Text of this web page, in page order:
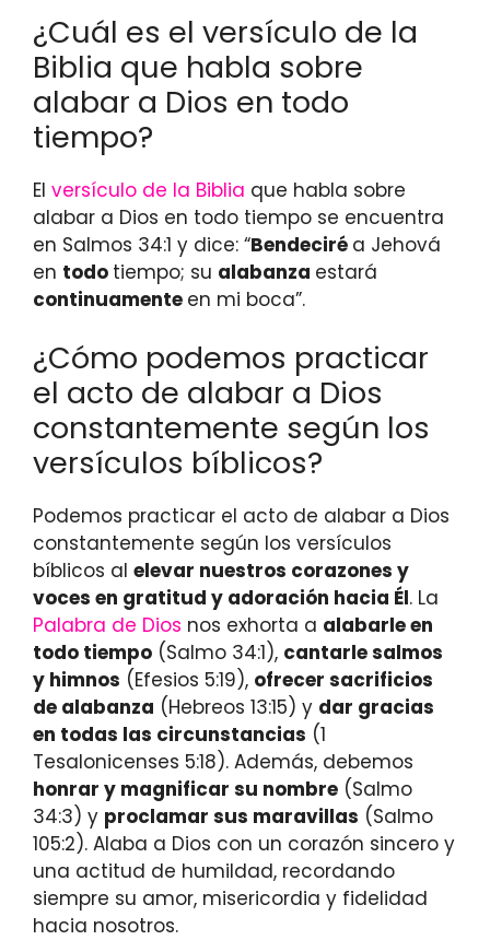
¿Cuál es el versículo de la
Biblia que habla sobre
alabar a Dios en todo
tiempo?
El versículo de la Biblia que habla sobre
alabar a Dios en todo tiempo se encuentra
en Salmos 34:1 y dice: “Bendeciré a Jehová
en todo tiempo; su alabanza estará
continuamente en mi boca”.
¿Cómo podemos practicar
el acto de alabar a Dios
constantemente según los
versículos bíblicos?
Podemos practicar el acto de alabar a Dios
constantemente según los versículos
bíblicos al elevar nuestros corazones y
voces en gratitud y adoración hacia Él. La
Palabra de Dios nos exhorta a alabarle en
todo tiempo (Salmo 34:1), cantarle salmos
y himnos (Efesios 5:19), ofrecer sacrificios
de alabanza (Hebreos 13:15) y dar gracias
en todas las circunstancias (1
Tesalonicenses 5:18). Además, debemos
honrar y magnificar su nombre (Salmo
34:3) y proclamar sus maravillas (Salmo
105:2). Alaba a Dios con un corazón sincero y
una actitud de humildad, recordando
siempre su amor, misericordia y fidelidad
hacia nosotros.